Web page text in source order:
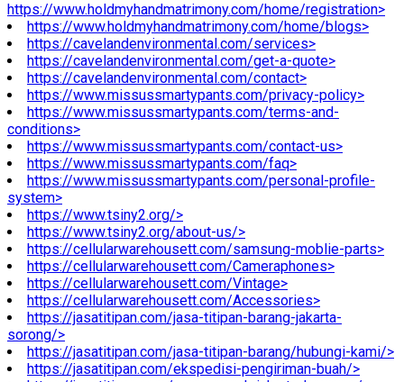
https://www.holdmyhandmatrimony.com/home/registration>
https://www.holdmyhandmatrimony.com/home/blogs>
https://cavelandenvironmental.com/services>
https://cavelandenvironmental.com/get-a-quote>
https://cavelandenvironmental.com/contact>
https://www.missussmartypants.com/privacy-policy>
https://www.missussmartypants.com/terms-and-
conditions>
https://www.missussmartypants.com/contact-us>
https://www.missussmartypants.com/faq>
https://www.missussmartypants.com/personal-profile-
system>
https://www.tsiny2.org/>
https://www.tsiny2.org/about-us/>
https://cellularwarehousett.com/samsung-moblie-parts>
https://cellularwarehousett.com/Cameraphones>
https://cellularwarehousett.com/Vintage>
https://cellularwarehousett.com/Accessories>
https://jasatitipan.com/jasa-titipan-barang-jakarta-
sorong/>
https://jasatitipan.com/jasa-titipan-barang/hubungi-kami/>
https://jasatitipan.com/ekspedisi-pengiriman-buah/>